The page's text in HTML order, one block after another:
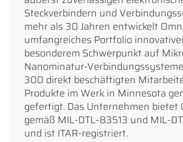
Steckverbindern und
mehr als 30 Jahren entwickelt
umfangreiches Portfolio
besonderem Schwerpunkt auf
Nanominatur-
300 direkt beschäftigten
Produkte im Werk in Minnesota
gefertigt. Das Unternehmen bietet
gemäß MIL-DTL-83513 und MIL-
und ist ITAR-registriert.